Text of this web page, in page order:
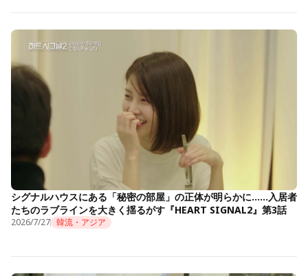
シグナルハウスにある「秘密の部屋」の正体が明らかに……入居者
たちのラブラインを大きく揺るがす『HEART SIGNAL2』第3話
2026/7/27 韓流・アジア